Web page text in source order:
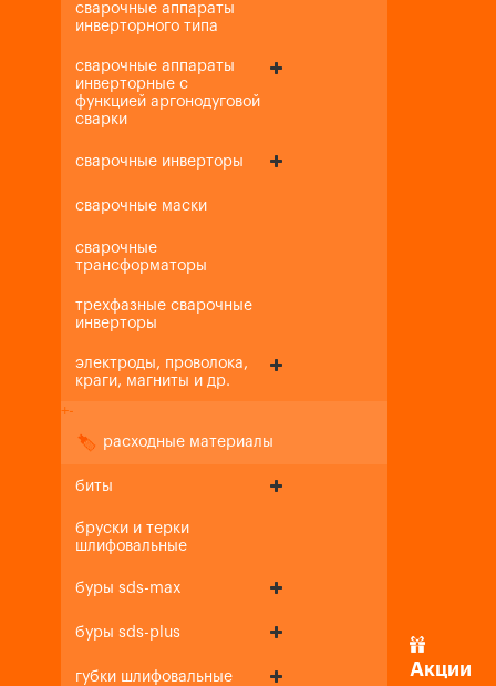
сварочные аппараты
инверторного типа
сварочные аппараты
инверторные с
функцией аргонодуговой
сварки
сварочные инверторы
сварочные маски
сварочные
трансформаторы
трехфазные сварочные
инверторы
электроды, проволока,
краги, магниты и др.
+-
расходные материалы
биты
бруски и терки
шлифовальные
буры sds-max
буры sds-plus
губки шлифовальные Акции